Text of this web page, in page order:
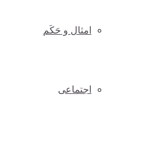
امثال و حَکَم
اجتماعی